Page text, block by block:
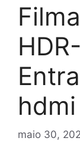
maio 30,